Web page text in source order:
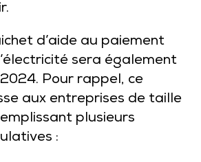
d’aide au paiement
sera également
Pour rappel, ce
aux entreprises de taille
plusieurs
: